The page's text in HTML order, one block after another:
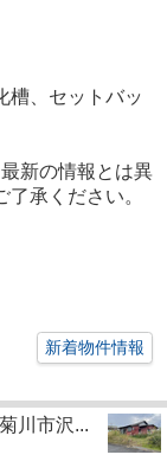
槽、セットバッ
新の情報とは異
承ください。
新着物件情報
川市沢...